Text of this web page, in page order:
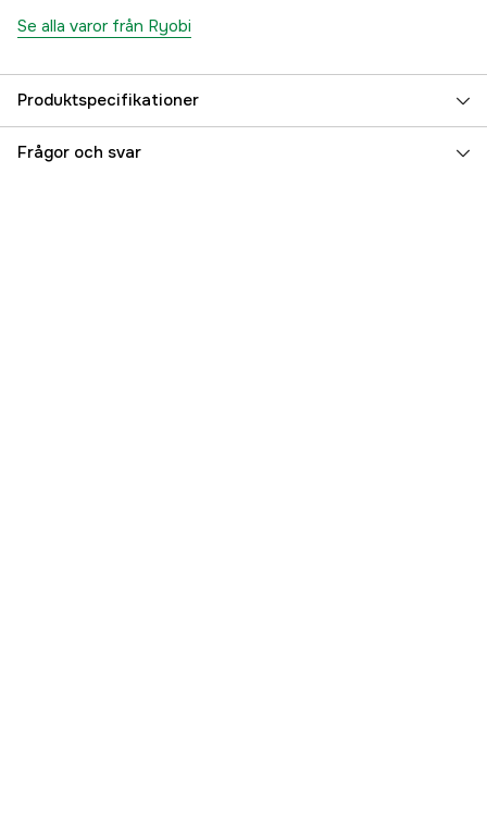
Se alla varor från Ryobi
Produktspecifikationer
Typ av snöslunga 2-Steg
Frågor och svar